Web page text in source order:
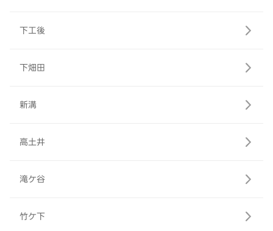
下工後
下畑田
新溝
高土井
滝ケ谷
竹ケ下